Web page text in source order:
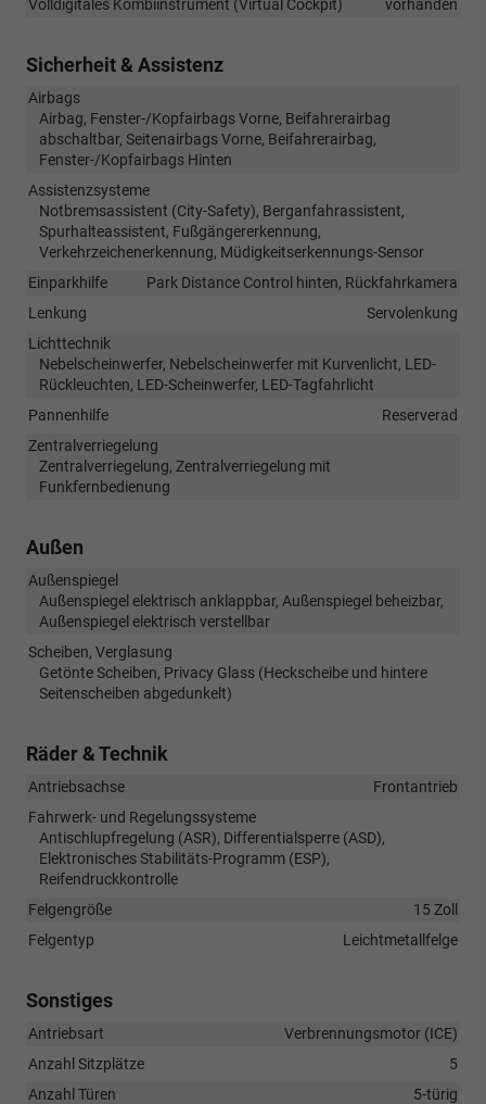
Volldigitales Kombiinstrument (Virtual Cockpit)
vorhanden
Sicherheit & Assistenz
Airbags
Airbag, Fenster-/Kopfairbags Vorne, Beifahrerairbag
abschaltbar, Seitenairbags Vorne, Beifahrerairbag,
Fenster-/Kopfairbags Hinten
Assistenzsysteme
Notbremsassistent (City-Safety), Berganfahrassistent,
Spurhalteassistent, Fußgängererkennung,
Verkehrzeichenerkennung, Müdigkeitserkennungs-Sensor
Einparkhilfe
Park Distance Control hinten, Rückfahrkamera
Lenkung
Servolenkung
Lichttechnik
Nebelscheinwerfer, Nebelscheinwerfer mit Kurvenlicht, LED-
Rückleuchten, LED-Scheinwerfer, LED-Tagfahrlicht
Pannenhilfe
Reserverad
Zentralverriegelung
Zentralverriegelung, Zentralverriegelung mit
Funkfernbedienung
Außen
Außenspiegel
Außenspiegel elektrisch anklappbar, Außenspiegel beheizbar,
Außenspiegel elektrisch verstellbar
Scheiben, Verglasung
Getönte Scheiben, Privacy Glass (Heckscheibe und hintere
Seitenscheiben abgedunkelt)
Räder & Technik
Antriebsachse
Frontantrieb
Fahrwerk- und Regelungssysteme
Antischlupfregelung (ASR), Differentialsperre (ASD),
Elektronisches Stabilitäts-Programm (ESP),
Reifendruckkontrolle
Felgengröße
15 Zoll
Felgentyp
Leichtmetallfelge
Sonstiges
Antriebsart
Verbrennungsmotor (ICE)
Anzahl Sitzplätze
5
Anzahl Türen
5-türig